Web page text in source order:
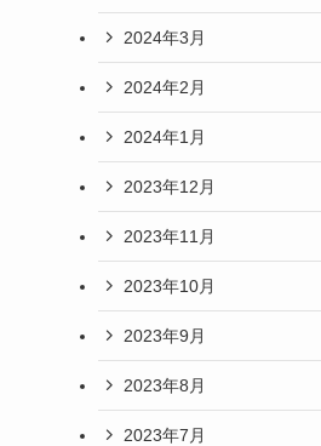
2024年3月
2024年2月
2024年1月
2023年12月
2023年11月
2023年10月
2023年9月
2023年8月
2023年7月